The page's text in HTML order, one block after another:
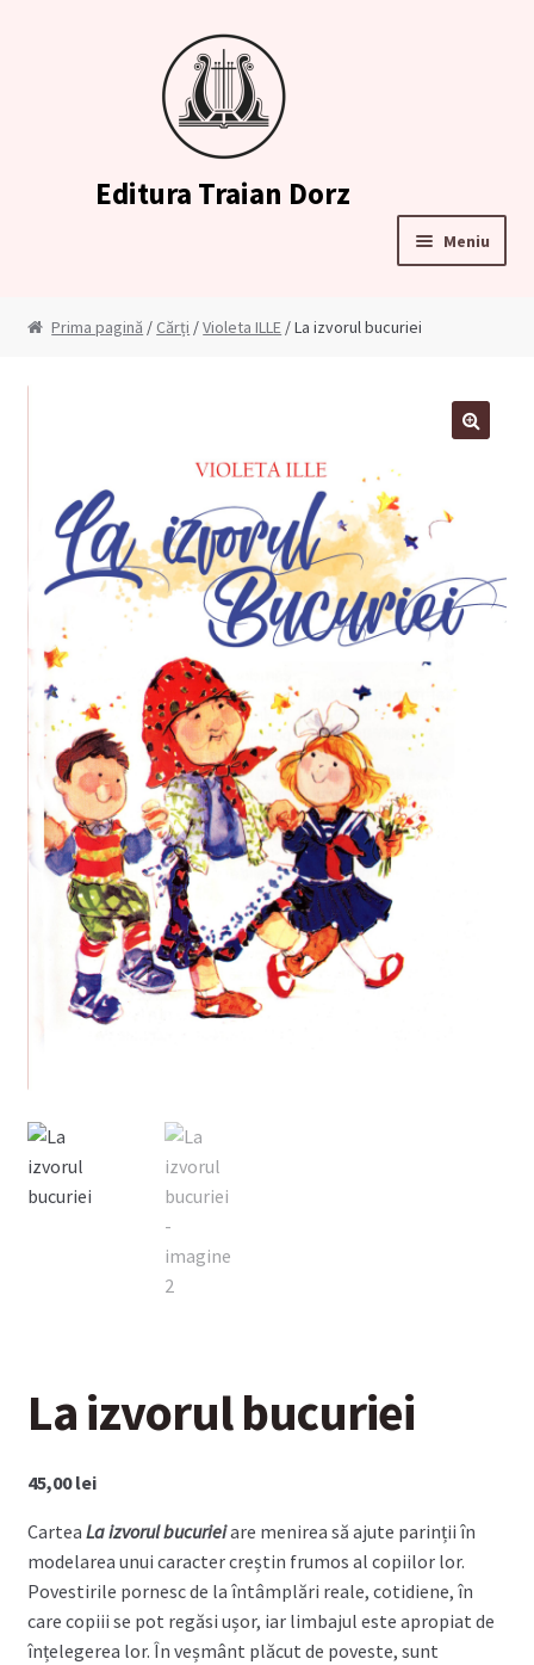
Editura Traian Dorz
Meniu
Cum comand?
Finalizează Comandă
Termeni și condiții
Prima pagină / Cărți /Violeta ILLE / La izvorul bucuriei
La izvorul bucuriei
45,00lei
Cartea La izvorul bucurieiare menirea să ajute parinții în
modelarea unui caracter creștin frumos al copiilor lor.
Povestirile pornesc de la întâmplări reale, cotidiene, în
care copiii se pot regăsi ușor, iar limbajul este apropiat de
înțelegerea lor. În veșmânt plăcut de poveste, sunt